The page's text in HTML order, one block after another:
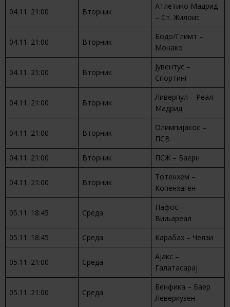
04.11. 21:00 Вторник
Атлетико Мадрид
– Ст. Жилоис
04.11. 21:00 Вторник
Бодо/Глимт –
Монако
04.11. 21:00 Вторник
Јувентус –
Спортинг
04.11. 21:00 Вторник
Ливерпул – Реал
Мадрид
04.11. 21:00 Вторник
Олимпијакос –
ПСВ
04.11. 21:00
Вторник ПСЖ – Баерн
04.11. 21:00 Вторник
Тотенхем –
Копенхаген
05.11. 18:45 Среда
Пафос –
Виљареал
05.11. 18:45
Среда Карабах – Челзи
05.11. 21:00 Среда
Ајакс –
Галатасарај
05.11. 21:00 Среда
Бенфика – Баер
Леверкузен